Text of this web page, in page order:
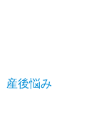
産後悩み